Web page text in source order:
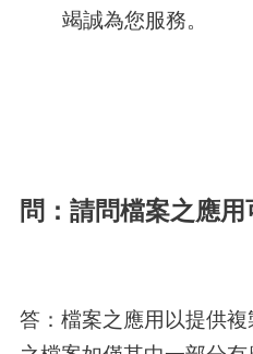
竭誠為您服務。
問：請問檔案之應
答：檔案之應用以提供